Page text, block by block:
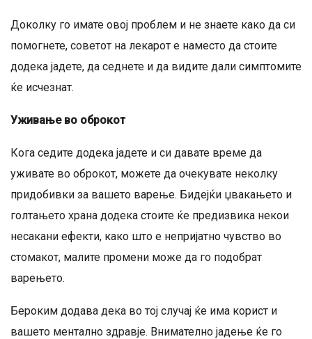
Доколку го имате овој проблем и не знаете како да си
помогнете, советот на лекарот е наместо да стоите
додека јадете, да седнете и да видите дали симптомите
ќе исчезнат.
Уживање во оброкот
Кога седите додека јадете и си давате време да
уживате во оброкот, можете да очекувате неколку
придобивки за вашето варење. Бидејќи џвакањето и
голтањето храна додека стоите ќе предизвика некои
несакани ефекти, како што е непријатно чувство во
стомакот, малите промени може да го подобрат
варењето.
Бероким додава дека во тој случај ќе има корист и
вашето ментално здравје. Внимателно јадење ќе го